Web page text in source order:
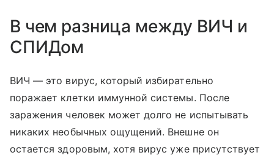
В чем разница между ВИЧ и
СПИДом
ВИЧ — это вирус, который избирательно
поражает клетки иммунной системы. После
заражения человек может долго не испытывать
никаких необычных ощущений. Внешне он
остается здоровым, хотя вирус уже присутствует